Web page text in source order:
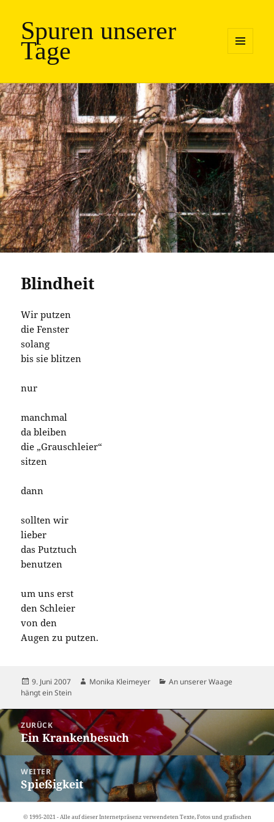
Spuren unserer
Tage
Blindheit
Wir putzen
die Fenster
solang
bis sie blitzen
nur
manchmal
da bleiben
die „Grauschleier“
sitzen
dann
sollten wir
lieber
das Putztuch
benutzen
um uns erst
den Schleier
von den
Augen zu putzen.
Veröffentlicht
am
9. Juni 2007 Autor
Monika Kleimeyer Kategorien
An unserer Waage
hängt ein Stein
Beitragsnavigation
ZURÜCK
Vorheriger
Beitrag:
Ein Krankenbesuch
WEITER
Nächster
Beitrag:
Spießigkeit
© 1995-2021 - Alle auf dieser Internetpräsenz verwendeten Texte, Fotos und grafischen